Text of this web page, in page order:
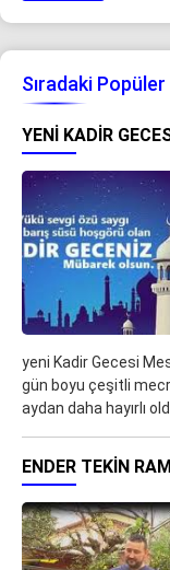
Sıradaki
YENI KADIR
yeni Kadir Gecesi
gün boyu çeşitli
aydan daha hayırlı
ENDER TEKIN